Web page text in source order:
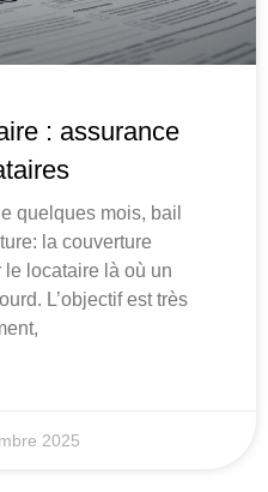
: assurance
quelques mois, bail
la couverture
locataire là où un
L’objectif est très
2025